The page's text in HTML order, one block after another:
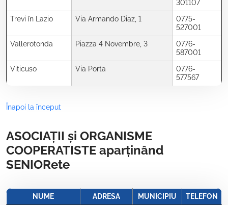
301107
Trevi în Lazio
Via Armando Diaz, 1
0775-
527001
Vallerotonda
Piazza 4 Novembre, 3
0776-
587001
Viticuso
Via Porta
0776-
577567
Înapoi la început
ASOCIAȚII și ORGANISME
COOPERATISTE aparținând
SENIORete
NUME ADRESA MUNICIPIU TELEFON